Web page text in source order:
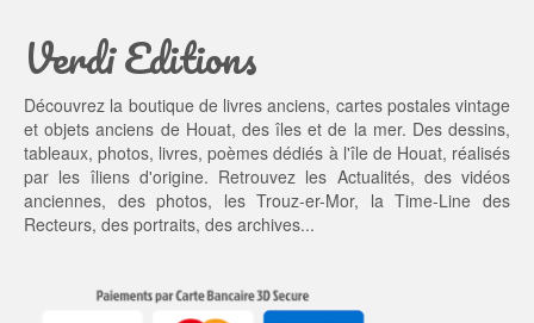
t :
5,
0
0 €.
Verdi Editions
Découvrez la boutique de livres anciens, cartes postales vintage
et objets anciens de Houat, des îles et de la mer. Des dessins,
tableaux, photos, livres, poèmes dédiés à l'île de Houat, réalisés
par les îliens d'origine. Retrouvez les Actualités, des vidéos
anciennes, desphotos, lesTrouz-er-Mor, laTime-Line des
Recteurs, des portraits, des archives...